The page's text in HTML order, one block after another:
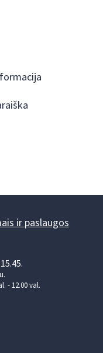
ir paslaugos
- 12.00 val.